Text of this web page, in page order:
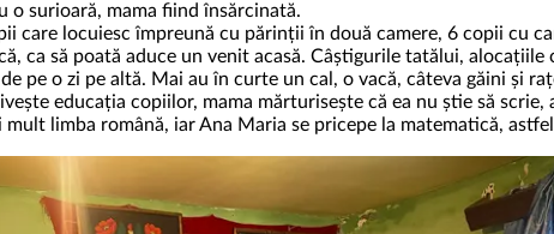
o surioară, mama fiind însărcinată.
care locuiesc împreună cu părinții în două camere, 6 copii cu
ca să poată aduce un venit acasă. Câștigurile tatălui,
pe o zi pe altă. Mai au în curte un cal, o vacă, câteva găini și
educația copiilor, mama mărturisește că ea nu știe să
mult limba română, iar Ana Maria se pricepe la matematică,